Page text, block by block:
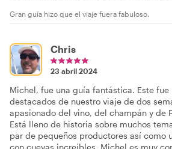
Gran guía hizo que el viaje fuera fabuloso.
Chris
23 abril 2024
Michel, fue una guía fantástica. Este fue
destacados de nuestro viaje de dos
apasionado del vino, del champán y de
Está lleno de historia sobre muchos
par de pequeños productores así como